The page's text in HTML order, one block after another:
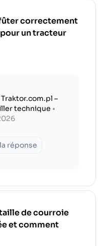
correctement
un tracteur
–
technique •
réponse
de courroie
et comment